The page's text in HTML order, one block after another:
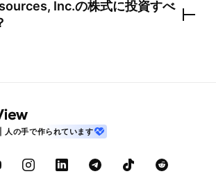
Inc.の株式に投資すべ
の手で作られています